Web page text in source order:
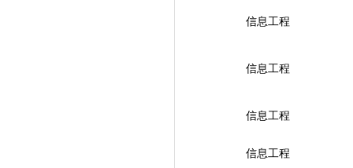
信息工程
信息工程
信息工程
信息工程